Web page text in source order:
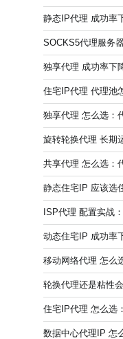
静态IP代理 成功率
SOCKS5代理服务
独享代理 成功率下
住宅IP代理 代理池
独享代理 怎么选：
旋转轮换代理 长期
共享代理 怎么选：
静态住宅IP 应该选
ISP代理 配置实战
动态住宅IP 成功率
移动网络代理 怎么
轮换代理还是粘性
住宅IP代理 怎么选
数据中心代理IP 怎